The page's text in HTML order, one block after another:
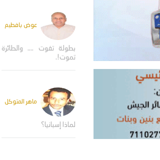
عوض بافطيم
بطولة تفوت .... والطائرة
تموت!.
ماهر المتوكل
لماذا إسبانيا؟